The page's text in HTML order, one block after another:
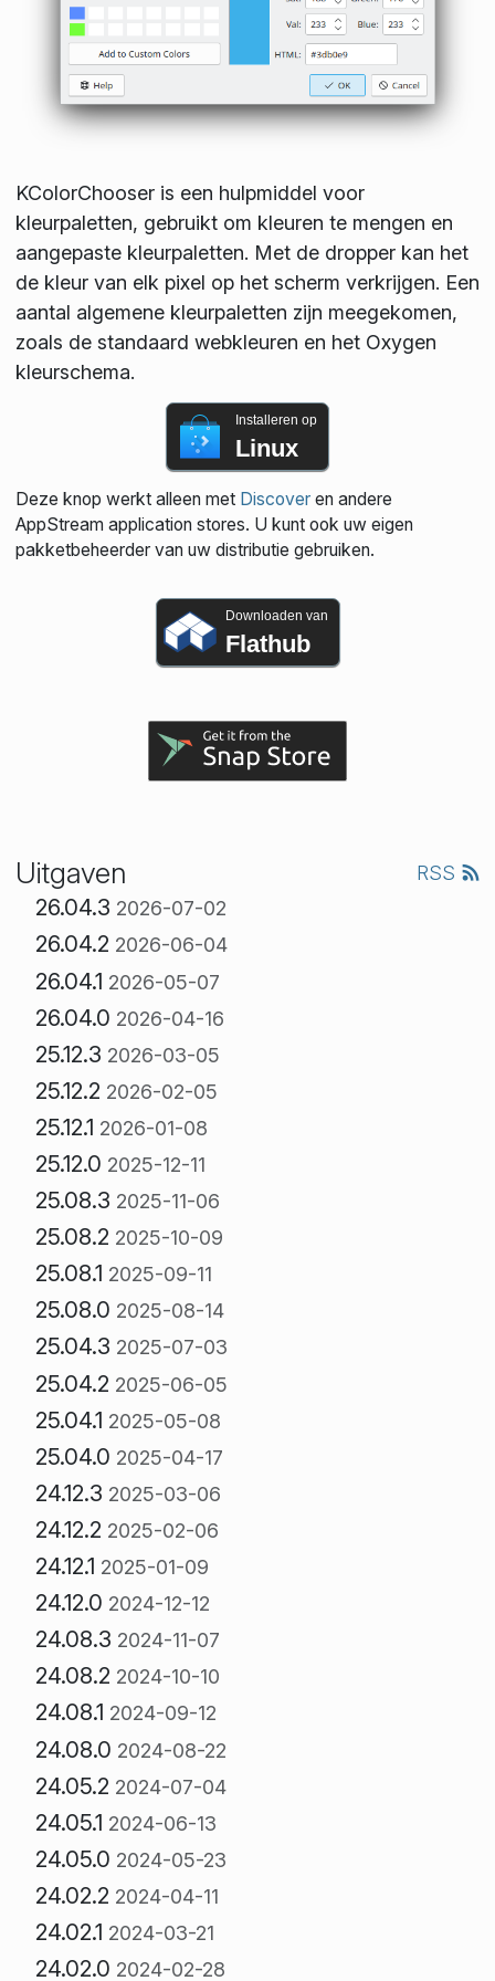
KColorChooser is een hulpmiddel voor
kleurpaletten, gebruikt om kleuren te mengen en
aangepaste kleurpaletten. Met de dropper kan het
de kleur van elk pixel op het scherm verkrijgen. Een
aantal algemene kleurpaletten zijn meegekomen,
zoals de standaard webkleuren en het Oxygen
kleurschema.
Installeren op
Linux
Deze knop werkt alleen met Discoveren andere
AppStream application stores. U kunt ook uw eigen
pakketbeheerder van uw distributie gebruiken.
Downloaden van
Flathub
Uitgaven RSS
26.04.3 2026-07-02
26.04.2 2026-06-04
26.04.1 2026-05-07
26.04.0 2026-04-16
25.12.3 2026-03-05
25.12.2 2026-02-05
25.12.1 2026-01-08
25.12.0 2025-12-11
25.08.3 2025-11-06
25.08.2 2025-10-09
25.08.1 2025-09-11
25.08.0 2025-08-14
25.04.3 2025-07-03
25.04.2 2025-06-05
25.04.1 2025-05-08
25.04.0 2025-04-17
24.12.3 2025-03-06
24.12.2 2025-02-06
24.12.1 2025-01-09
24.12.0 2024-12-12
24.08.3 2024-11-07
24.08.2 2024-10-10
24.08.1 2024-09-12
24.08.0 2024-08-22
24.05.2 2024-07-04
24.05.1 2024-06-13
24.05.0 2024-05-23
24.02.2 2024-04-11
24.02.1 2024-03-21
24.02.0 2024-02-28